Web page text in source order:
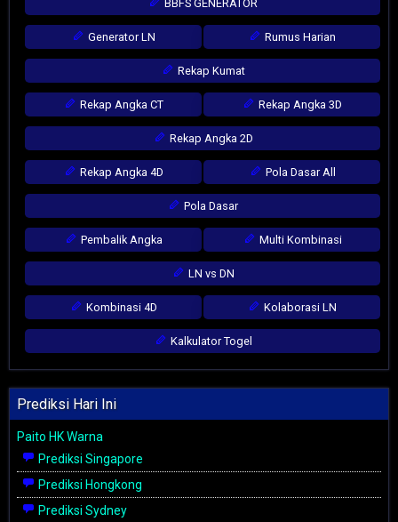
BBFS GENERATOR
Generator LN Rumus Harian
Rekap Kumat
Rekap Angka CT Rekap Angka 3D
Rekap Angka 2D
Rekap Angka 4D Pola Dasar All
Pola Dasar
Pembalik Angka Multi Kombinasi
LN vs DN
Kombinasi 4D Kolaborasi LN
Kalkulator Togel
Prediksi Hari Ini
Paito HK Warna
Prediksi Singapore
Prediksi Hongkong
Prediksi Sydney